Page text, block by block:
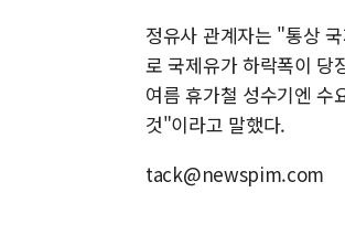
정유사 관계자는 "통상
로 국제유가 하락폭이 당
여름 휴가철 성수기엔 수
것"이라고 말했다.
tack@newspim.com